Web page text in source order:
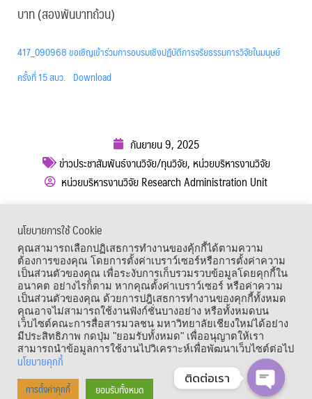
บาท (สองพันบาทถ้วน)
417_090968 ขอเชิญเข้าร่วมการอบรมเชิงปฏิบัติการจริยธรรมการวิจัยในมนุษย์
ครั้งที่ 15 สบว. Download
กันยายน 9, 2025
ข่าวประชาสัมพันธ์งานวิจัย/ทุนวิจัย, หน่วยบริหารงานวิจัย
หน่วยบริหารงานวิจัย Research Administration Unit
เมนูลัด
Copyright © 1964 – 2021 Faculty of Mass Communication, Chiang Mai
นโยบายการใช้ Cookie
คุณสามารถเลือกปฏิเสธการทำงานของคุ้กกี้ได้ตามความ
ต้องการของคุณ โดยการตั้งค่าเบราว์เซอร์หรือการตั้งค่าความ
เป็นส่วนตัวของคุณ เพื่อระงับการเก็บรวมรวบข้อมูลโดยคุกกี้ใน
อนาคต อย่างไรก็ตาม หากคุณตั้งค่าเบราว์เซอร์ หรือค่าความ
เป็นส่วนตัวของคุณ ด้วยการปฎิเสธการทำงานของคุกกี้ทั้งหมด
คุณอาจไม่สามารถใช้งานฟังก์ชั่นบางอย่าง หรือทั้งหมดบน
เว็บไซต์คณะการสื่อสารมวลชน มหาวิทยาลัยเชียงใหม่ได้อย่าง
มีประสิทธิภาพ กดปุ่ม "ยอมรับทั้งหมด" เพื่ออนุญาตให้เรา
สามารถนำข้อมูลการใช้งานไปวิเคราะห์เพื่อพัฒนาเว็บไซต์ต่อไป
นโยบายคุกกี้
การตั้งค่าคุกกี้ ยอมรับทั้งหมด
ติดต่อเรา